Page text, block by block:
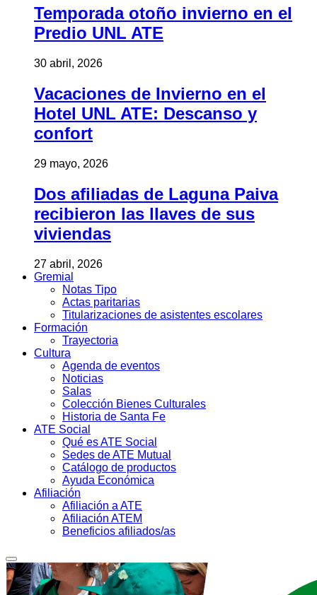
Temporada otoño invierno en el
Predio UNL ATE
30 abril, 2026
Vacaciones de Invierno en el
Hotel UNL ATE: Descanso y
confort
29 mayo, 2026
Dos afiliadas de Laguna Paiva
recibieron las llaves de sus
viviendas
27 abril, 2026
Gremial
Notas Tipo
Actas paritarias
Titularizaciones de asistentes escolares
Formación
Trayectoria
Cultura
Agenda de eventos
Noticias
Salas
Colección Bienes Culturales
Historia de Santa Fe
ATE Social
Qué es ATE Social
Sedes de ATE Mutual
Catálogo de productos
Ayuda Económica
Afiliación
Afiliación a ATE
Afiliación ATEM
Beneficios afiliados/as